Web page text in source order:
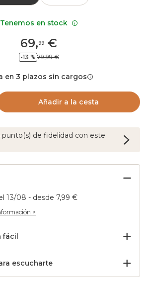
69,99 €
-13 % 79,99 €
en 3 plazos sin cargos
Añadir a la cesta
punto(s) de fidelidad con este
13/08 - desde 7,99 €
>
fácil
escucharte